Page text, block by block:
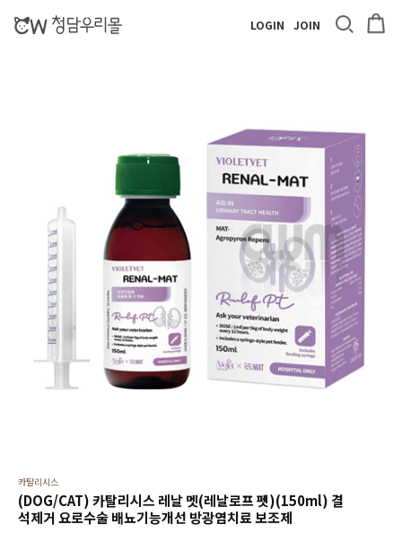
LOGIN JOIN
카탈리시스
(DOG/CAT) 카탈리시스 레날 멧(레날로프 펫)(150ml) 결
석제거 요로수술 배뇨기능개선 방광염치료 보조제